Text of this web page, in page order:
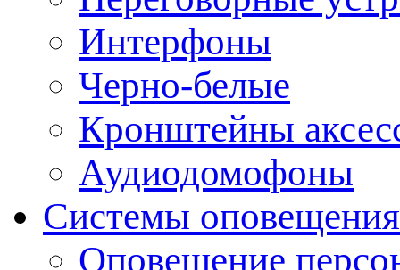
Интерфоны
Черно-белые
Кронштейны
Аудиодомофоны
Системы оповещения
Оповещение